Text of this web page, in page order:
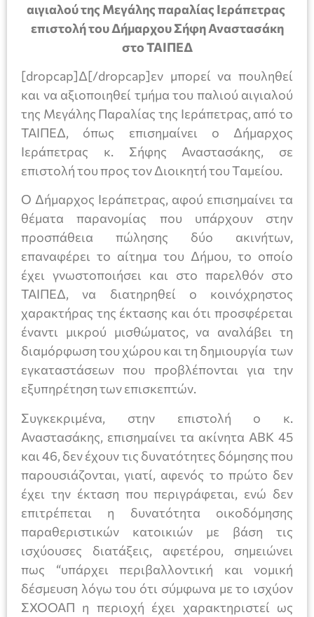
αιγιαλού της Μεγάλης παραλίας Ιεράπετρας
επιστολή του Δήμαρχου Σήφη Αναστασάκη
στο ΤΑΙΠΕΔ
[dropcap]Δ[/dropcap]εν μπορεί να πουληθεί
και να αξιοποιηθεί τμήμα του παλιού αιγιαλού
της Μεγάλης Παραλίας της Ιεράπετρας, από το
ΤΑΙΠΕΔ, όπως επισημαίνει ο Δήμαρχος
Ιεράπετρας κ. Σήφης Αναστασάκης, σε
επιστολή του προς τον Διοικητή του Ταμείου.
Ο Δήμαρχος Ιεράπετρας, αφού επισημαίνει τα
θέματα παρανομίας που υπάρχουν στην
προσπάθεια πώλησης δύο ακινήτων,
επαναφέρει το αίτημα του Δήμου, το οποίο
έχει γνωστοποιήσει και στο παρελθόν στο
ΤΑΙΠΕΔ, να διατηρηθεί ο κοινόχρηστος
χαρακτήρας της έκτασης και ότι προσφέρεται
έναντι μικρού μισθώματος, να αναλάβει τη
διαμόρφωση του χώρου και τη δημιουργία των
εγκαταστάσεων που προβλέπονται για την
εξυπηρέτηση των επισκεπτών.
Συγκεκριμένα, στην επιστολή ο κ.
Αναστασάκης, επισημαίνει τα ακίνητα ΑΒΚ 45
και 46, δεν έχουν τις δυνατότητες δόμησης που
παρουσιάζονται, γιατί, αφενός το πρώτο δεν
έχει την έκταση που περιγράφεται, ενώ δεν
επιτρέπεται η δυνατότητα οικοδόμησης
παραθεριστικών κατοικιών με βάση τις
ισχύουσες διατάξεις, αφετέρου, σημειώνει
πως “υπάρχει περιβαλλοντική και νομική
δέσμευση λόγω του ότι σύμφωνα με το ισχύον
ΣΧΟΟΑΠ η περιοχή έχει χαρακτηριστεί ως